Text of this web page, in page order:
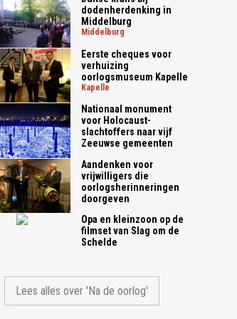
dodenherdenking in
Middelburg
middelburg
Eerste cheques voor
verhuizing
oorlogsmuseum Kapelle
kapelle
Nationaal monument
voor Holocaust-
slachtoffers naar vijf
Zeeuwse gemeenten
Aandenken voor
vrijwilligers die
oorlogsherinneringen
doorgeven
Opa en kleinzoon op de
filmset van Slag om de
Schelde
Lees alles over 'Na de oorlog'